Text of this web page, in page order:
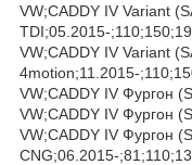
VW;CADDY IV Variant
TDI;05.2015-
VW;CADDY IV Variant
4motion;11.2015-
VW;CADDY IV Фургон
VW;CADDY IV Фургон
VW;CADDY IV Фургон
CNG;06.2015-